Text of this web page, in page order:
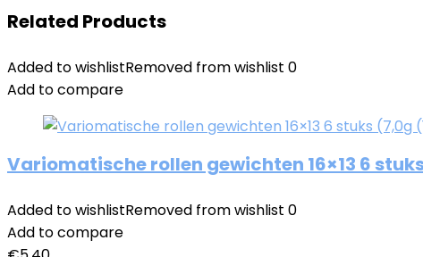
Related Products
Added to wishlistRemoved from wishlist 0
Add to compare
Variomatische rollen gewichten 16×13 6
Added to wishlistRemoved from wishlist 0
Add to compare